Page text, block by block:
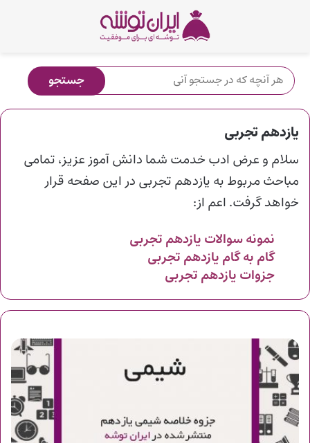
یازدهم تجربی
سلام و عرض ادب خدمت شما دانش آموز عزیز، تمامی
مباحث مربوط به یازدهم تجربی در این صفحه قرار
خواهد گرفت. اعم از:
نمونه سوالات یازدهم تجربی
گام به گام یازدهم تجربی
جزوات یازدهم تجربی